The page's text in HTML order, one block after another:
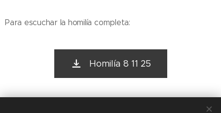
Para escuchar la homilía completa:
Homilía 8 11 25